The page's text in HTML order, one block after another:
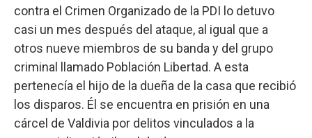
contra el Crimen Organizado de la PDI lo detuvo
casi un mes después del ataque, al igual que a
otros nueve miembros de su banda y del grupo
criminal llamado Población Libertad. A esta
pertenecía el hijo de la dueña de la casa que recibió
los disparos. Él se encuentra en prisión en una
cárcel de Valdivia por delitos vinculados a la